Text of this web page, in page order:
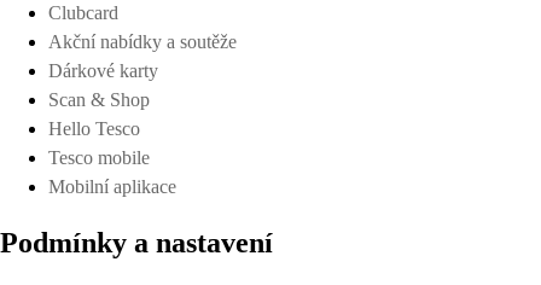
Clubcard
Akční nabídky a soutěže
Dárkové karty
Scan & Shop
Hello Tesco
Tesco mobile
Mobilní aplikace
Podmínky a nastavení